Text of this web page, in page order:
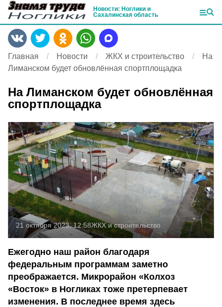
Новости: Ноглики и
Сахалинская область
Главная Новости ЖКХ и строительство
На
Лиманском будет обновлённая спортплощадка
На Лиманском будет обновлённая
спортплощадка
21 октября 2023, 12:58ЖКХ и строительство
Ежегодно наш район благодаря
федеральным программам заметно
преображается. Микрорайон «Колхоз
«Восток» в Ногликах тоже претерпевает
изменения. В последнее время здесь